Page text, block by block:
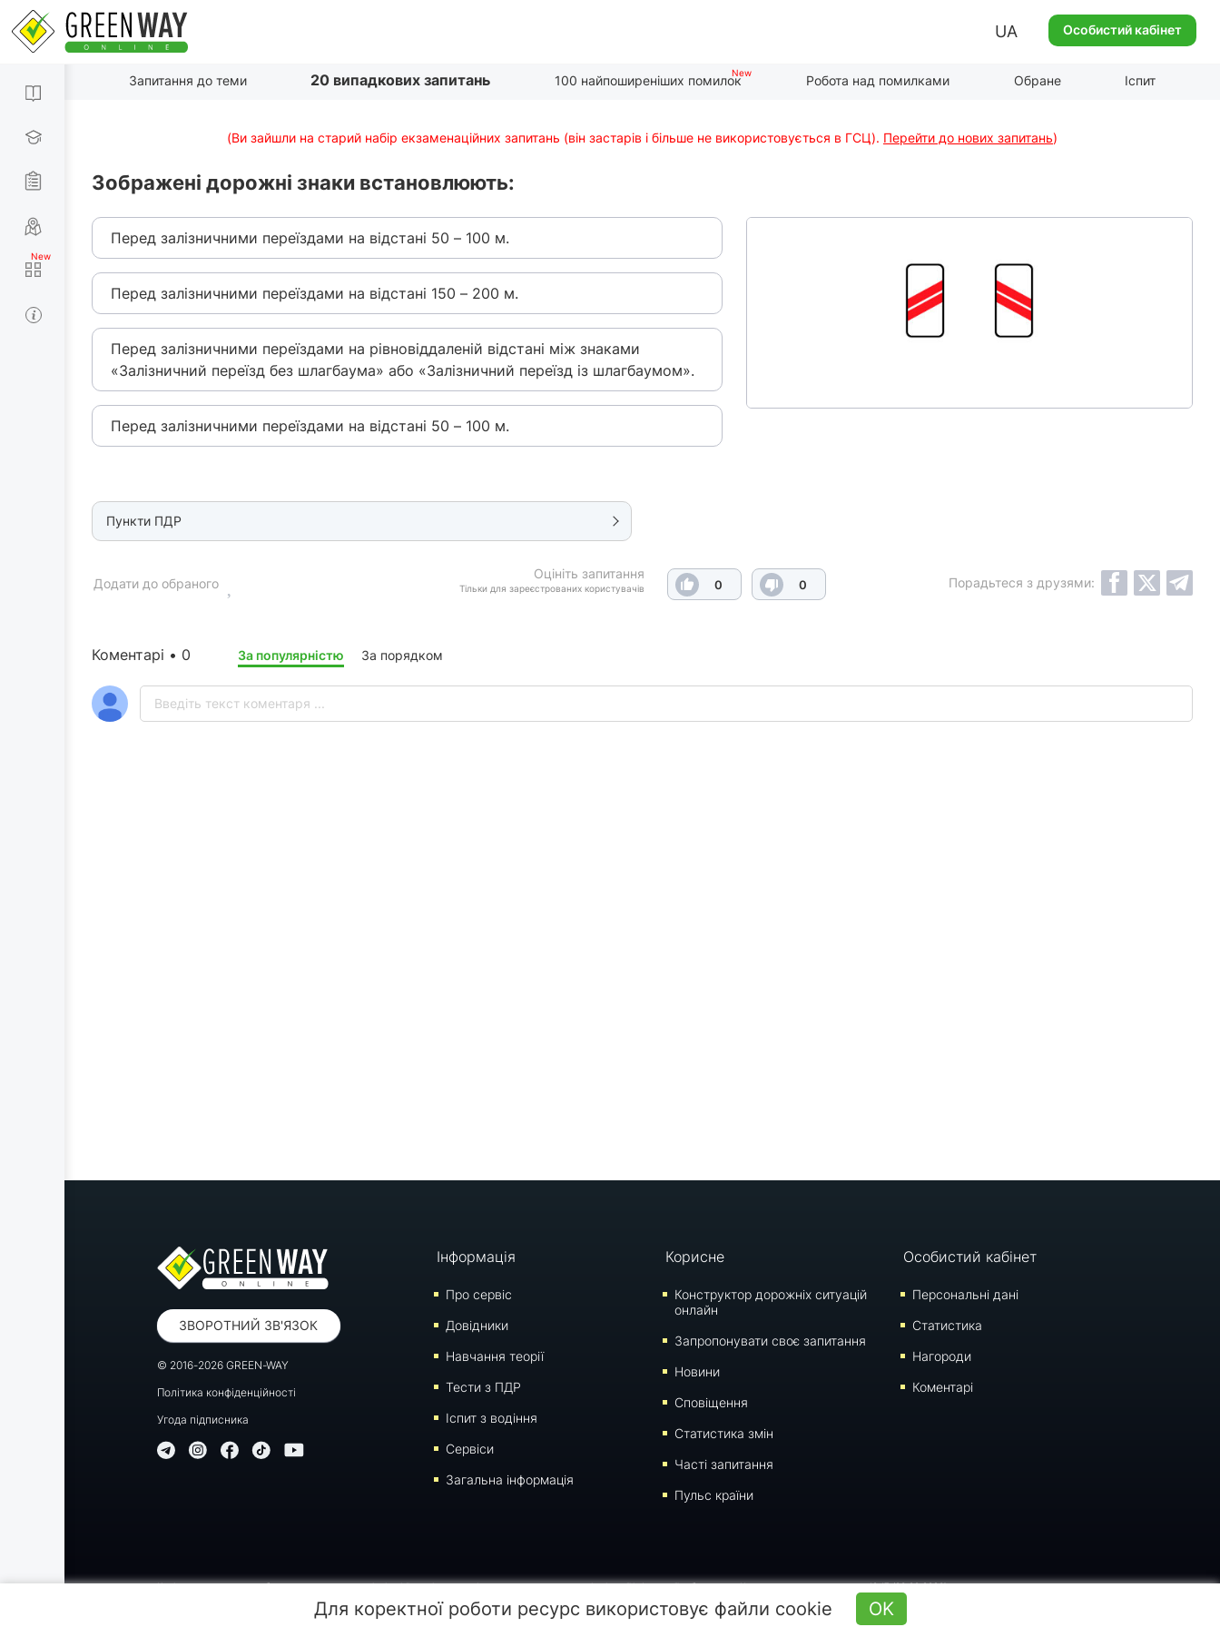
UA Особистий кабінет
Запитання до теми 20 випадкових запитань 100 найпоширеніших помилок Робота над помилками Обране Іспит
(Ви зайшли на старий набір екзаменаційних запитань (він застарів і більше не використовується в ГСЦ). Перейти до нових запитань)
Зображені дорожні знаки встановлюють:
Перед залізничними переїздами на відстані 50 – 100 м.
Перед залізничними переїздами на відстані 150 – 200 м.
Перед залізничними переїздами на рівновіддаленій відстані між знаками
«Залізничний переїзд без шлагбаума» або «Залізничний переїзд із шлагбаумом».
Перед залізничними переїздами на відстані 50 – 100 м.
Пункти ПДР
Оцініть запитання
Тільки для зареєстрованих користувачів 0 0
Додати до обраного Порадьтеся з друзями:
Коментарі • 0 За популярністю За порядком
ЗВОРОТНИЙ ЗВ'ЯЗОК
© 2016-2026 GREEN-WAY
Політика конфіденційності
Угода підписника
Інформація
Про сервіс
Довідники
Навчання теорії
Тести з ПДР
Iспит з водіння
Сервіси
Загальна інформація
Корисне
Конструктор дорожніх ситуацій
онлайн
Запропонувати своє запитання
Новини
Сповіщення
Статистика змін
Часті запитання
Пульс країни
Особистий кабінет
Персональні дані
Статистика
Нагороди
Коментарі
Копіювання, передрук або використання матеріалів цієї сторінки для відтворення, переносу на інші носії інформації заборонено. Час останнього оновлення: 10:17 (06.08.2026)
Для коректної роботи ресурс використовує файли cookie OK